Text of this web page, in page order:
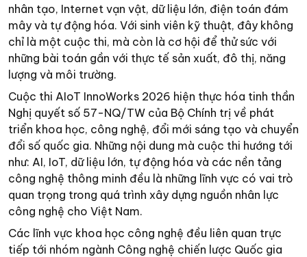
nhân tạo, Internet vạn vật, dữ liệu lớn, điện toán đám
mây và tự động hóa. Với sinh viên kỹ thuật, đây không
chỉ là một cuộc thi, mà còn là cơ hội để thử sức với
những bài toán gần với thực tế sản xuất, đô thị, năng
lượng và môi trường.
Cuộc thi AIoT InnoWorks 2026 hiện thực hóa tinh thần
Nghị quyết số 57-NQ/TW của Bộ Chính trị về phát
triển khoa học, công nghệ, đổi mới sáng tạo và chuyển
đổi số quốc gia. Những nội dung mà cuộc thi hướng tới
như: AI, IoT, dữ liệu lớn, tự động hóa và các nền tảng
công nghệ thông minh đều là những lĩnh vực có vai trò
quan trọng trong quá trình xây dựng nguồn nhân lực
công nghệ cho Việt Nam.
Các lĩnh vực khoa học công nghệ đều liên quan trực
tiếp tới nhóm ngành Công nghệ chiến lược Quốc gia